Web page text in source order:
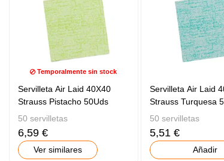
Temporalmente sin stock
Servilleta Air Laid 40X40
Strauss Pistacho 50Uds
50 servilletas
6,59 €
Ver similares
Servilleta Air Laid
Strauss Turquesa
50 servilletas
5,51 €
Añadir